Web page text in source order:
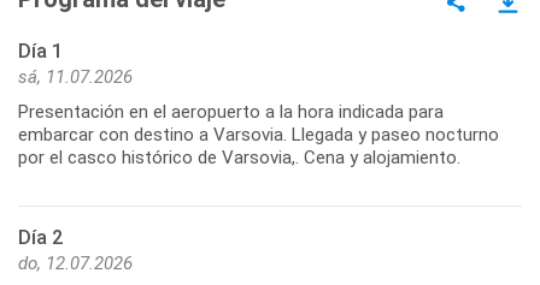
Día 1
sá, 11.07.2026
Presentación en el aeropuerto a la hora indicada para
embarcar con destino a Varsovia. Llegada y paseo nocturno
por el casco histórico de Varsovia,. Cena y alojamiento.
Día 2
do, 12.07.2026